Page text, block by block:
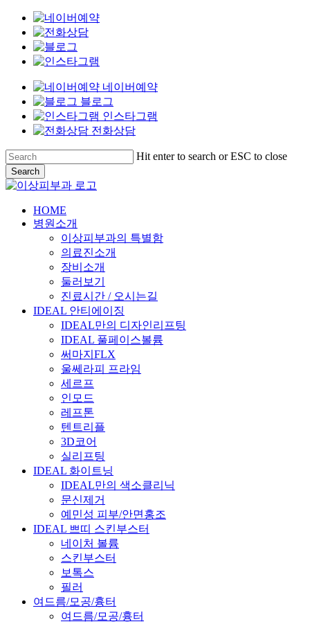
네이버예약
블로그
인스타그램
전화상담
Skip
to
main
content
Hit enter to search or ESC to close
Search
Close
Menu
HOME
병원소개
이상피부과의 특별함
의료진소개
장비소개
둘러보기
진료시간 / 오시는길
IDEAL 안티에이징
IDEAL만의 디자인리프팅
IDEAL 풀페이스볼륨
써마지FLX
울쎄라피 프라임
세르프
인모드
레프톤
텐트리플
3D코어
실리프팅
IDEAL 화이트닝
IDEAL만의 색소클리닉
문신제거
예민성 피부/안면홍조
IDEAL 쁘띠 스킨부스터
네이처 볼륨
스킨부스터
보톡스
필러
여드름/모공/흉터
여드름/모공/흉터